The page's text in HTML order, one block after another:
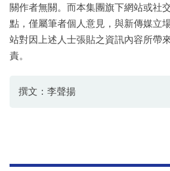
關作者無關。而本集團旗下網站或社
點，僅屬筆者個人意見，與新傳媒立
站對因上述人士張貼之資訊內容所帶
責。
撰文：李聲揚